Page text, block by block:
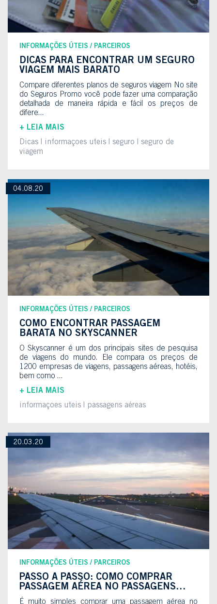
INFORMAÇÕES ÚTEIS PARCEIROS
DICAS PARA ENCONTRAR UM SEGURO
VIAGEM MAIS BARATO
Compare diferentes planos de seguros viagem No site
do Seguros Promo você pode fazer uma comparação
detalhada de maneira rápida e fácil os preços de
difere...
+ LEIA MAIS
Dicas
informaçoes uteis seguro
seguro de
viagem
04.08.20
INFORMAÇÕES ÚTEIS PARCEIROS
COMO ENCONTRAR PASSAGEM
BARATA NO SKYSCANNER
O Skyscanner é um dos principais sites de pesquisa
de viagens do mundo. Ele compara os preços de
1200 empresas de viagens, passagens aéreas, hotéis,
bem como ...
+ LEIA MAIS
informaçoes uteis
passagens aéreas
20.03.20
INFORMAÇÕES ÚTEIS PARCEIROS
PASSO A PASSO: COMO COMPRAR
PASSAGEM AÉREA NO PASSAGENS
PROMO
É muito simples comprar uma passagem aérea no